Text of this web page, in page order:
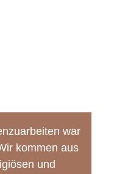
war
kommen aus
und